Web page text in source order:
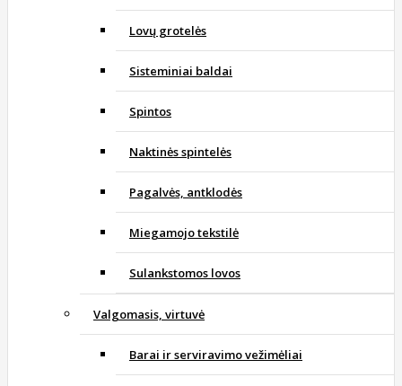
Lovų grotelės
Sisteminiai baldai
Spintos
Naktinės spintelės
Pagalvės, antklodės
Miegamojo tekstilė
Sulankstomos lovos
Valgomasis, virtuvė
Barai ir serviravimo vežimėliai